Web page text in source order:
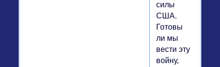
силы
США.
Готовы
ли мы
вести эту
войну,